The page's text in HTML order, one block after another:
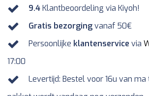
9.4Klantbeoordeling via Kiyoh!
Gratis bezorgingvanaf 50€
Persoonlijke klantenservice via
17:00
Levertijd: Bestel voor 16u van ma